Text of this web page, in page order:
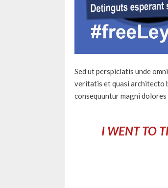
Sed ut perspiciatis unde
veritatis et quasi architecto
consequuntur magni
I WENT TO